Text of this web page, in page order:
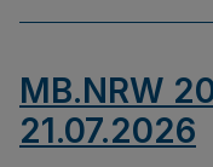
MB.NRW
21.07.2026